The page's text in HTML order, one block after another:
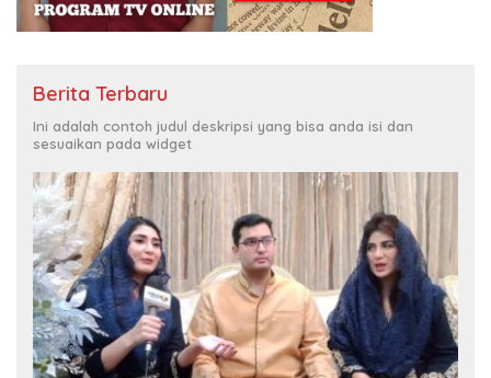
Berita Terbaru
Ini adalah contoh judul deskripsi yang bisa anda isi dan
sesuaikan pada widget